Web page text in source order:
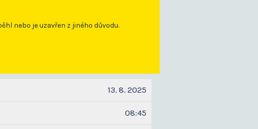
nebo je uzavřen z jiného důvodu.
13. 8. 2025
08:45